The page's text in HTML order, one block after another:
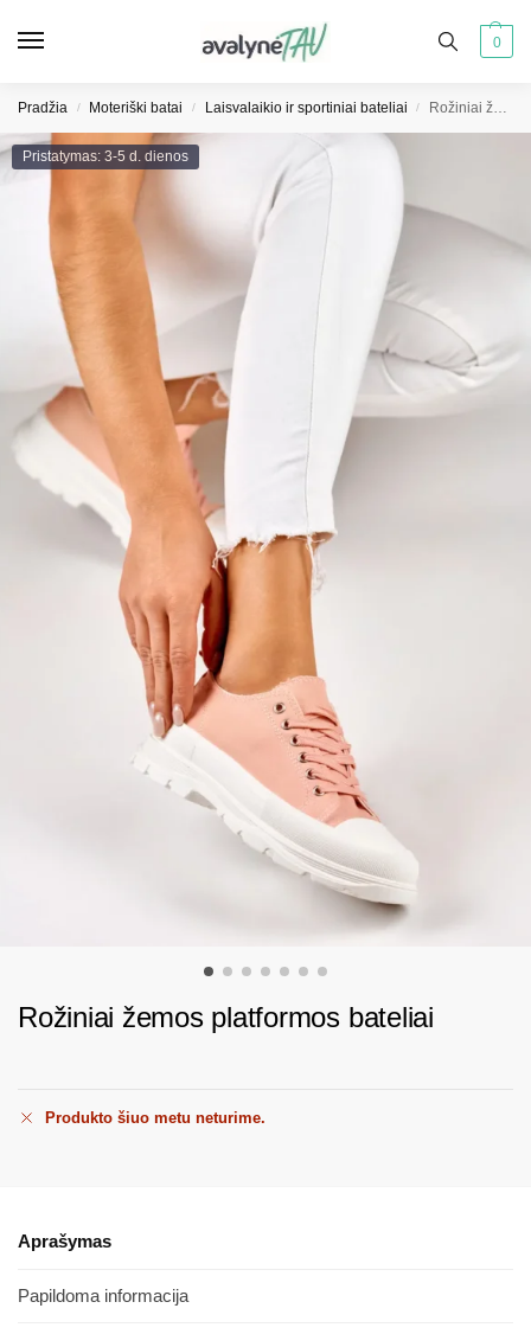
0
Pradžia / Moteriški batai / Laisvalaikio ir sportiniai bateliai / Rožiniai žemos platformos bateliai
Pristatymas: 3-5 d. dienos
Rožiniai žemos platformos bateliai
Produkto šiuo metu neturime.
Aprašymas
Papildoma informacija